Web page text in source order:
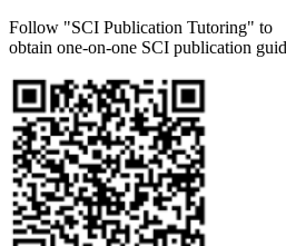
Follow "SCI Publication Tutoring" to
obtain one-on-one SCI publication